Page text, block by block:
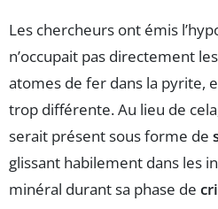
Les chercheurs ont émis
n’occupait pas directement
atomes de fer dans la pyrite,
trop différente. Au lieu de
serait présent sous forme de
glissant habilement dans les
minéral durant sa phase de